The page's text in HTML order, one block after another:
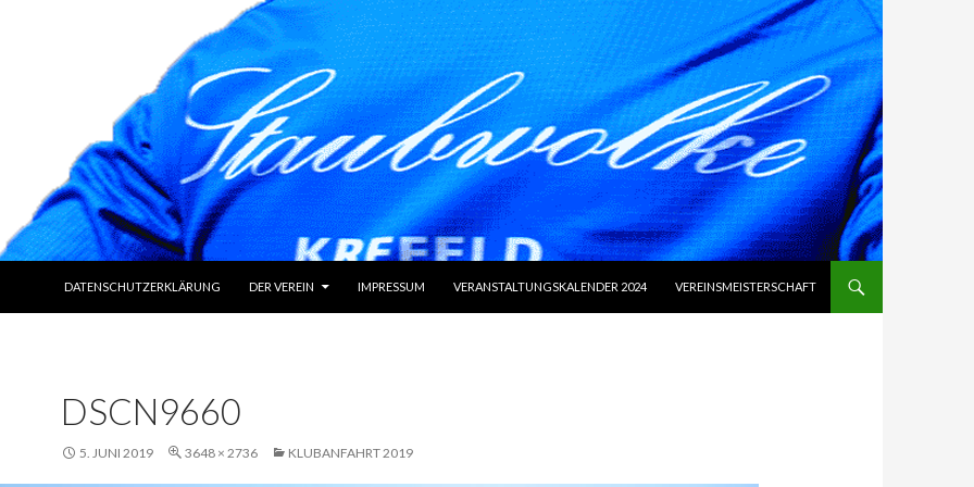
DATENSCHUTZERKLÄRUNG
DER VEREIN IMPRESSUM VERANSTALTUNGSKALENDER 2024 VEREINSMEISTERSCHAFT
DSCN9660
5. JUNI 2019 3648 × 2736 KLUBANFAHRT 2019